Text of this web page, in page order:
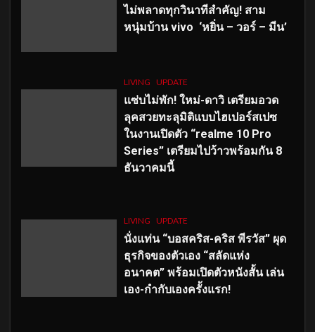
ไม่พลาดทุกวินาทีสำคัญ! สาม
หนุ่มบ้าน vivo ‘หยิ่น – วอร์ – มีน’
LIVING UPDATE
แซ่บไม่พัก! ใหม่-ดาวิ เตรียมอวด
ลุคสวยทะลุมิติแบบไฮเปอร์สเปซ
ในงานเปิดตัว “realme 10 Pro
Series” เตรียมไปว้าวพร้อมกัน 8
ธันวาคมนี้
LIVING UPDATE
นั่งแท่น “บอสคริส-คริส พีรวัส” ผุด
ธุรกิจของตัวเอง “สลัดแห่ง
อนาคต” พร้อมเปิดตัวหนังสั้น เล่น
เอง-กำกับเองครั้งแรก!